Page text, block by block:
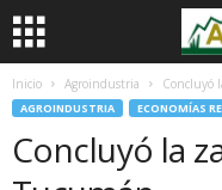
Inicio Agroindustria Concluyó
AGROINDUSTRIA ECONOMÍAS
Concluyó la